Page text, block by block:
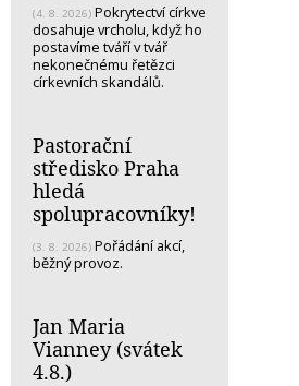
(4. 8. 2026) Pokrytectví církve
dosahuje vrcholu, když ho
postavíme tváří v tvář
nekonečnému řetězci
církevních skandálů.
Pastorační
středisko Praha
hledá
spolupracovníky!
(3. 8. 2026) Pořádání akcí,
běžný provoz.
Jan Maria
Vianney (svátek
4.8.)